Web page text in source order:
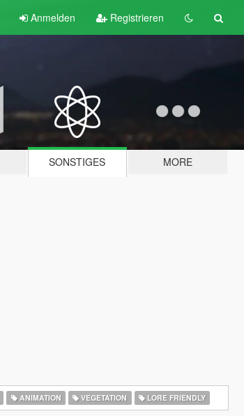
Anmelden Registrieren
SONSTIGES MORE
ANIMATION VEGETATION LORE FRIENDLY